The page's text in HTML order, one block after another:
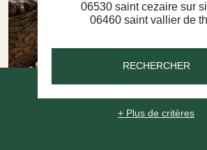
RECHERCHER
+ Plus de critères